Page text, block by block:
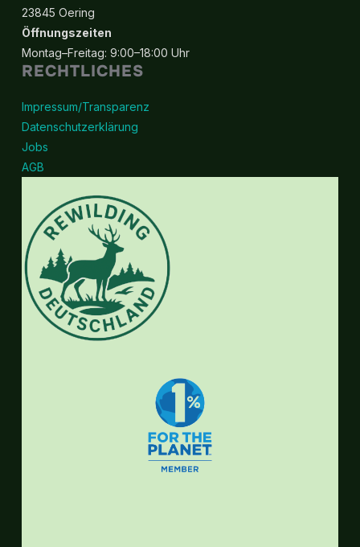
23845 Oering
Öffnungszeiten
Montag–Freitag: 9:00–18:00 Uhr
RECHTLICHES
Impressum/Transparenz
Datenschutzerklärung
Jobs
AGB